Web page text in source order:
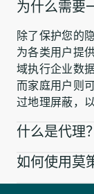
为什么需要
除了保护您的
为各类用户提
域执行企业数
而家庭用户则
过地理屏蔽，
什么是代理？
如何使用莫